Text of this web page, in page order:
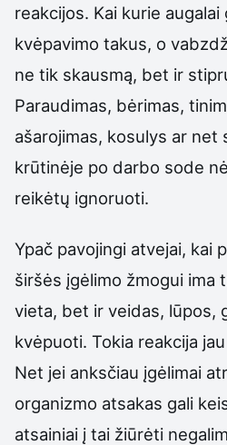
reakcijos. Kai kurie
kvėpavimo takus, o
ne tik skausmą, bet ir
Paraudimas, bėrimas,
ašarojimas, kosulys ar net
krūtinėje po darbo sode
reikėtų ignoruoti.
Ypač pavojingi atvejai, kai
širšės įgėlimo žmogui ima
vieta, bet ir veidas, lūpos,
kvėpuoti. Tokia reakcija
Net jei anksčiau įgėlimai
organizmo atsakas gali
atsainiai į tai žiūrėti